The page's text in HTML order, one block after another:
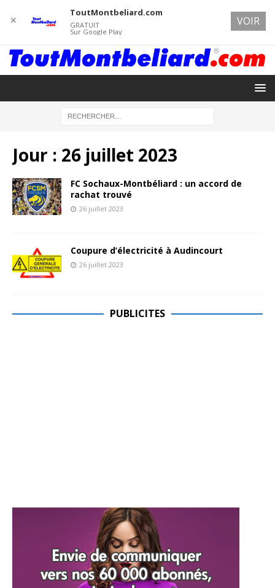
Jour : 26 juillet 2023
FC Sochaux-Montbéliard : un accord de
rachat trouvé
26 juillet 2023
Coupure d’électricité à Audincourt
26 juillet 2023
PUBLICITES
✕
ToutMontbeliard.com
GRATUIT
Sur Google Play
VOIR